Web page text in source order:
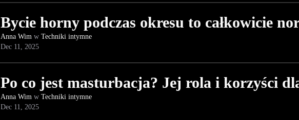
Bycie horny podczas okresu to całkowicie
Anna Wimw Techniki intymne
Dec 11, 2025
Po co jest masturbacja? Jej rola i korzyści
Anna Wimw Techniki intymne
Dec 11, 2025